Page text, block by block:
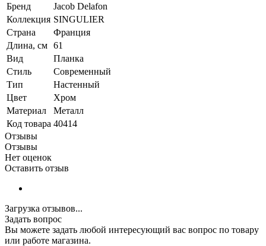
Бренд
Jacob Delafon
Коллекция SINGULIER
Страна
Франция
Длина, см 61
Вид
Планка
Стиль
Современный
Тип
Настенный
Цвет
Хром
Материал
Металл
Код товара 40414
Отзывы
Отзывы
Нет оценок
Оставить отзыв
Загрузка отзывов...
Задать вопрос
Вы можете задать любой интересующий вас вопрос по товару
или работе магазина.